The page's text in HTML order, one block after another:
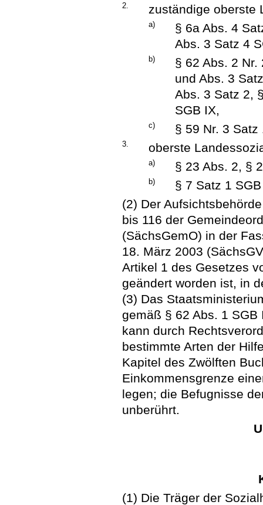
2. zuständige oberste
a)
§ 6a Abs. 4
Abs. 3 Satz 4
b)
§ 62 Abs. 2
und Abs. 3
Abs. 3 Satz 2,
SGB IX,
c) § 59 Nr. 3
3. oberste
a) § 23 Abs. 2, §
b)
§ 7 Satz 1
(2) Der
bis 116 der
(SächsGemO) in der
18. März 2003
Artikel 1 des Gesetzes
geändert worden ist, in
(3) Das
gemäß § 62 Abs. 1
kann durch
bestimmte Arten der
Kapitel des Zwölften
Einkommensgrenze
legen; die Befugnisse
unberührt.
(1) Die Träger der